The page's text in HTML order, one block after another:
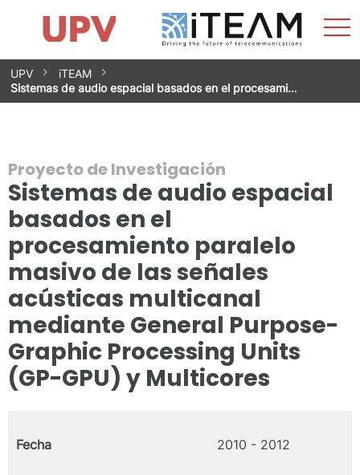
Saltar
contenido
Impacto
Grupos de investigación
Instalaciones
Spin-offs
Contacto
Prácticas
Noticias
Unidad de Igualdad
UPV
iTEAM
Sistemas de audio espacial basados en el procesami…
Proyecto de Investigación
Sistemas de audio espacial
basados en el
procesamiento paralelo
masivo de las señales
acústicas multicanal
mediante General Purpose-
Graphic Processing Units
(GP-GPU) y Multicores
Fecha 2010 - 2012